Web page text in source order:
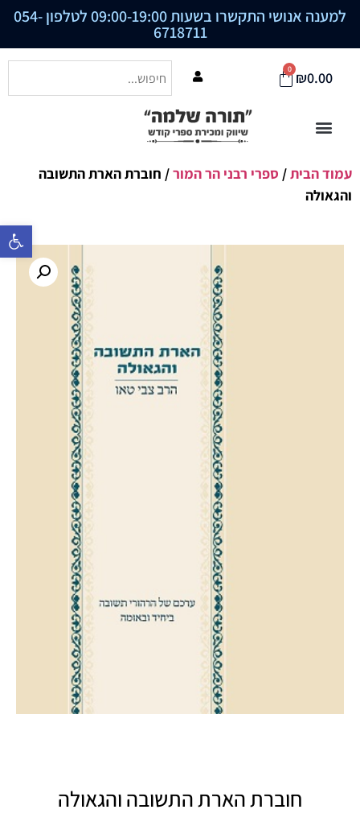
פתח סרגל
למענה אנושי התקשרו בשעות 09:00-19:00 לטלפון 054-
6718711
₪0.00
0
עמוד הבית/ ספרי רבני הר המור/ חוברת הארת התשובה
והגאולה
חוברת הארת התשובה והגאולה